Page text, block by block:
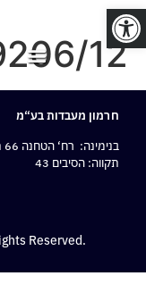
פתח סרגל נגישות
12
חרמון מעבדות בע“מ
בנימינה: רח‘ הטחנה 66 ת.ד 23 מיקוד 3055001,
תקווה: הסיבים 43
Reserved.